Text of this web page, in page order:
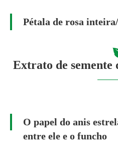
Pétala de rosa
Extrato de semente
O papel do anis
entre ele e o funcho